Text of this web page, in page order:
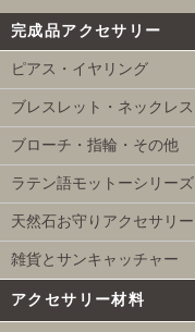
完成品アクセサリー
ピアス・イヤリング
ブレスレット・ネックレス
ブローチ・指輪・その他
ラテン語モットーシリーズ
天然石お守りアクセサリー
雑貨とサンキャッチャー
アクセサリー材料